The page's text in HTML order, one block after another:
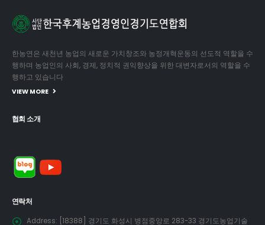
한농연은 새천년 농업의 새로운 가치창조와 농정개혁운동의 선도적 역할을 수
행하며 농업인의 사회, 경제, 정치적 권익향상을 위한 대변자로서의 역할을 수
행하고 있습니다
VIEW MORE
협회 소개
연락처
Address: [18388] 경기도 화성시 병점중앙로 283-33 경기도농업기술